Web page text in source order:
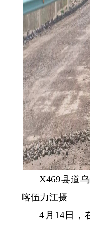
X469县道
喀伍力江摄
4月14日，